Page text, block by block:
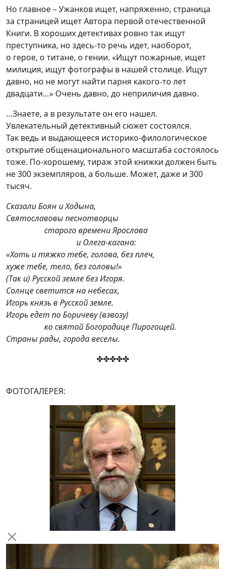
Но главное – Ужанков ищет, напряженно, страница
за страницей ищет Автора первой отечественной
Книги. В хороших детективах ровно так ищут
преступника, но здесь-то речь идет, наоборот,
о герое, о титане, о гении. «Ищут пожарные, ищет
милиция, ищут фотографы в нашей столице. Ищут
давно, но не могут найти парня какого-то лет
двадцати…» Очень давно, до неприличия давно.
…Знаете, а в результате он его нашел.
Увлекательный детективный сюжет состоялся.
Так ведь и выдающееся историко-филологическое
открытие общенационального масштаба состоялось
тоже. По-хорошему, тираж этой книжки должен быть
не 300 экземпляров, а больше. Может, даже и 300
тысяч.
Сказали Боян и Ходына,
Святославовы песнотворцы
старого времени Ярослава
и Олега-кагана:
«Хоть и тяжко тебе, голова, без плеч,
хуже тебе, тело, без головы!»
(Так и) Русской земле без Игоря.
Солнце светится на небесах,
Игорь князь в Русской земле.
Игорь едет по Боричеву (взвозу)
ко святой Богородице Пирогощей.
Страны рады, города веселы.
✤✤✤✤✤
ФОТОГАЛЕРЕЯ: